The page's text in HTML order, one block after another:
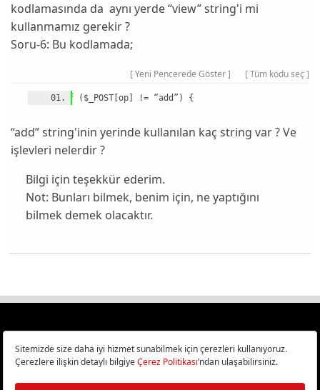
kodlamasında da aynı yerde “view” string'i mi
kullanmamız gerekir ?
Soru-6: Bu kodlamada;
[ Tüm kodu seç ]
[ Yeni Pencerede Göster ]
“add” string'inin yerinde kullanılan kaç string var ? Ve
işlevleri nelerdir ?
Bilgi için teşekkür ederim.
Not: Bunları bilmek, benim için, ne yaptığını
bilmek demek olacaktır.
Türkiye